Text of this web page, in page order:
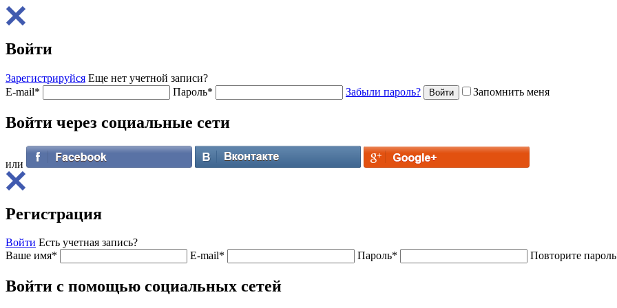
Войти
Зарегистрируйся Еще нет учетной записи?
E-mail* Пароль* Забыли пароль? Запомнить меня
Войти через социальные сети
или
Регистрация
Войти Есть учетная запись?
Ваше имя* E-mail* Пароль* Повторите пароль
Войти с помощью социальных сетей